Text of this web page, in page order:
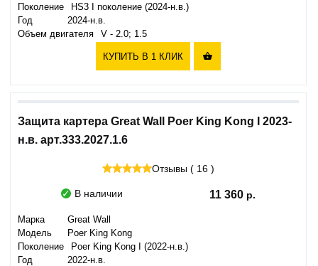
Поколение
HS3 I поколение (2024-н.в.)
Год
2024-н.в.
Объем двигателя
V - 2.0; 1.5
КУПИТЬ В 1 КЛИК 
Защита картера Great Wall Poer King Kong I 2023-
н.в. арт.333.2027.1.6
Отзывы ( 16 )
В наличии 11 360
Марка
Great Wall
Модель
Poer King Kong
Поколение
Poer King Kong I (2022-н.в.)
Год
2022-н.в.